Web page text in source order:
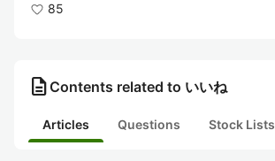
85
description Contents related to いいね
Articles Questions Stock Lists